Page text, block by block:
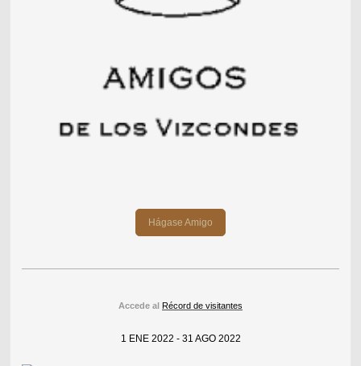
Hágase Amigo
Accede al Récord de visitantes
1 ENE 2022 - 31 AGO 2022